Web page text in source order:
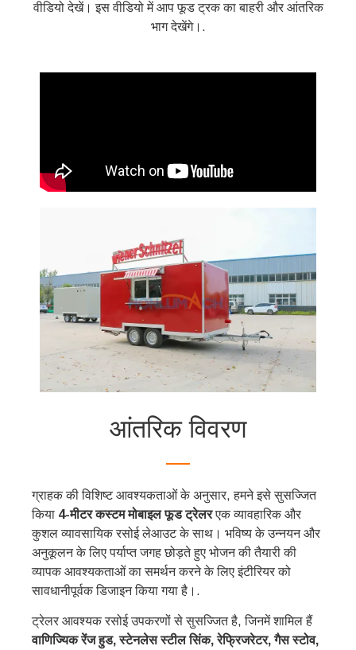
वीडियो देखें। इस वीडियो में आप फूड ट्रक का बाहरी और आंतरिक
भाग देखेंगे।.
आंतरिक विवरण
ग्राहक की विशिष्ट आवश्यकताओं के अनुसार, हमने इसे सुसज्जित
किया 4-मीटर कस्टम मोबाइल फूड ट्रेलरएक व्यावहारिक और
कुशल व्यावसायिक रसोई लेआउट के साथ। भविष्य के उन्नयन और
अनुकूलन के लिए पर्याप्त जगह छोड़ते हुए भोजन की तैयारी की
व्यापक आवश्यकताओं का समर्थन करने के लिए इंटीरियर को
सावधानीपूर्वक डिजाइन किया गया है।.
ट्रेलर आवश्यक रसोई उपकरणों से सुसज्जित है, जिनमें शामिल हैं
वाणिज्यिक रेंज हुड, स्टेनलेस स्टील सिंक, रेफ्रिजरेटर, गैस स्टोव,